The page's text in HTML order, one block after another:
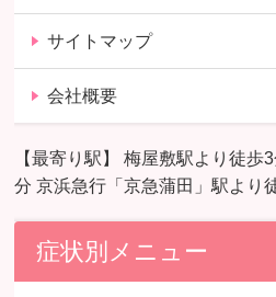
サイトマップ
会社概要
【最寄り駅】 梅屋敷駅より徒
分 京浜急行「京急蒲田」駅より
症状別メニュー